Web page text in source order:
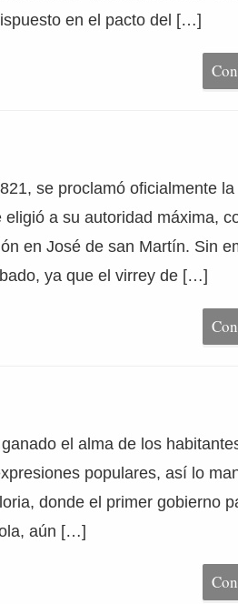
en el pacto del […]
se proclamó oficialmente la
a su autoridad máxima,
en José de san Martín. Sin
ya que el virrey de […]
el alma de los
populares, así lo
donde el primer gobierno
aún […]